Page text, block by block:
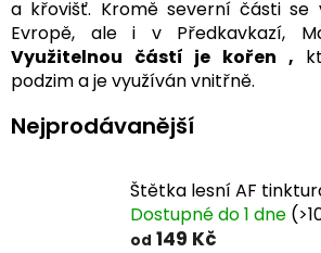
a křovišť. Kromě severní části se
Evropě, ale i v Předkavkazí,
Využitelnou částí je kořen ,
podzim a je využíván vnitřně.
Nejprodávanější
Štětka lesní AF
Dostupné do 1 dne
od 149 Kč